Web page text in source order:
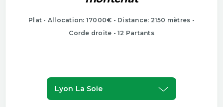
Plat - Allocation: 17000€ - Distance: 2150 mètres -
Corde droite - 12 Partants
Lyon La Soie